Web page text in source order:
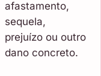
afastamento,
sequela,
prejuízo ou outro
dano concreto.